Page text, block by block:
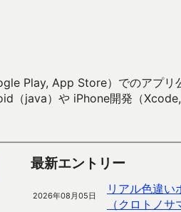
Play, App Store）でのアプリ
（java）や iPhone開発（
最新エントリー
2026年08月05日
リアル色違い
（クロトノサ